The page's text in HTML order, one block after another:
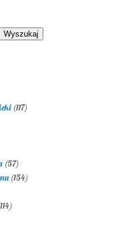
(117)
(57)
(154)